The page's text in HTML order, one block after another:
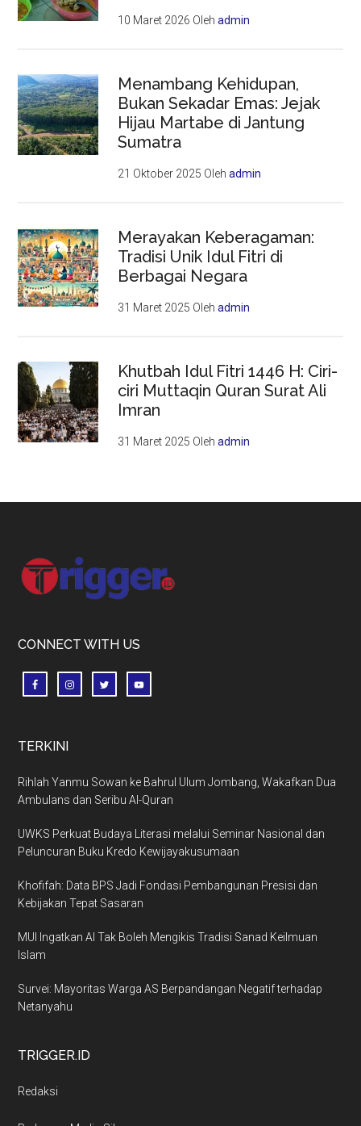
10 Maret 2026 Olehadmin
Menambang Kehidupan,
Bukan Sekadar Emas: Jejak
Hijau Martabe di Jantung
Sumatra
21 Oktober 2025 Olehadmin
Merayakan Keberagaman:
Tradisi Unik Idul Fitri di
Berbagai Negara
31 Maret 2025 Olehadmin
Khutbah Idul Fitri 1446 H: Ciri-
ciri Muttaqin Quran Surat Ali
Imran
31 Maret 2025 Olehadmin
Footer
CONNECT WITH US
TERKINI
Rihlah Yanmu Sowan ke Bahrul Ulum Jombang, Wakafkan Dua
Ambulans dan Seribu Al-Quran
UWKS Perkuat Budaya Literasi melalui Seminar Nasional dan
Peluncuran Buku Kredo Kewijayakusumaan
Khofifah: Data BPS Jadi Fondasi Pembangunan Presisi dan
Kebijakan Tepat Sasaran
MUI Ingatkan AI Tak Boleh Mengikis Tradisi Sanad Keilmuan
Islam
Survei: Mayoritas Warga AS Berpandangan Negatif terhadap
Netanyahu
TRIGGER.ID
Redaksi